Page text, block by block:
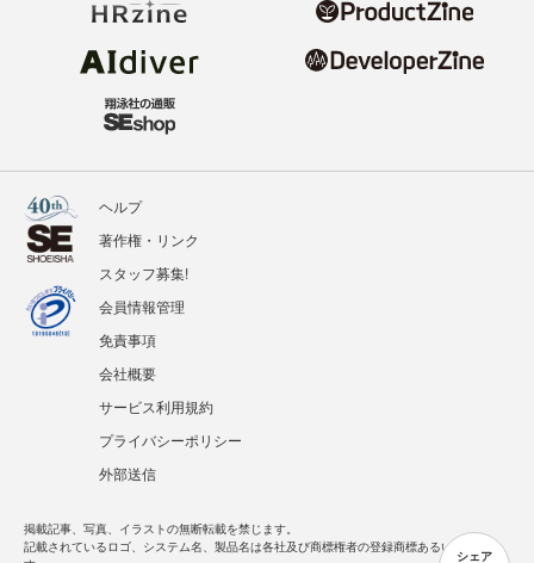
シェア
ヘルプ
著作権・リンク
スタッフ募集!
会員情報管理
免責事項
会社概要
サービス利用規約
プライバシーポリシー
外部送信
掲載記事、写真、イラストの無断転載を禁じます。
記載されているロゴ、システム名、製品名は各社及び商標権者の登録商標あるいは商標で